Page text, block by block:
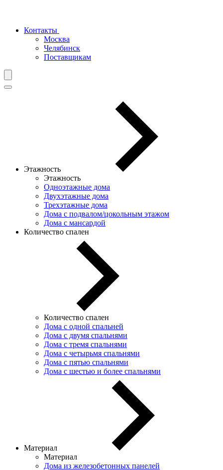
Контакты
Москва
Челябинск
Поставщикам
Этажность
Этажность
Одноэтажные дома
Двухэтажные дома
Трехэтажные дома
Дома с подвалом/цокольным этажом
Дома с мансардой
Количество спален
Количество спален
Дома с одной спальней
Дома с двумя спальнями
Дома с тремя спальнями
Дома с четырьмя спальнями
Дома с пятью спальнями
Дома с шестью и более спальнями
Материал
Материал
Дома из железобетонных панелей